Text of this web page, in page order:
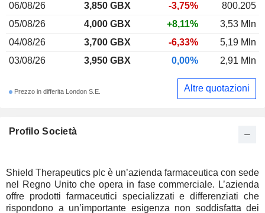
Profilo Società
Shield Therapeutics plc è un’azienda farmaceutica con sede
nel Regno Unito che opera in fase commerciale. L’azienda
offre prodotti farmaceutici specializzati e differenziati che
rispondono a un’importante esigenza non soddisfatta dei
06/08/26
3,850 GBX -3,75%
800.205
05/08/26
4,000 GBX +8,11%
3,53 Mln
04/08/26
3,700 GBX -6,33%
5,19 Mln
03/08/26
3,950 GBX 0,00% 2,91 Mln
Prezzo in differita London S.E. Altre quotazioni